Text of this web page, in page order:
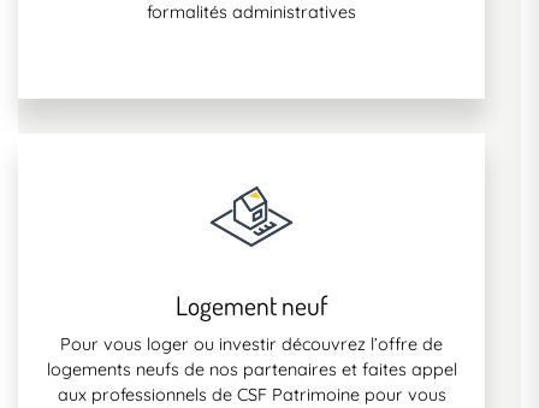
formalités administratives
Logement neuf
Pour vous loger ou investir découvrez l’offre de
logements neufs de nos partenaires et faites appel
aux professionnels de CSF Patrimoine pour vous